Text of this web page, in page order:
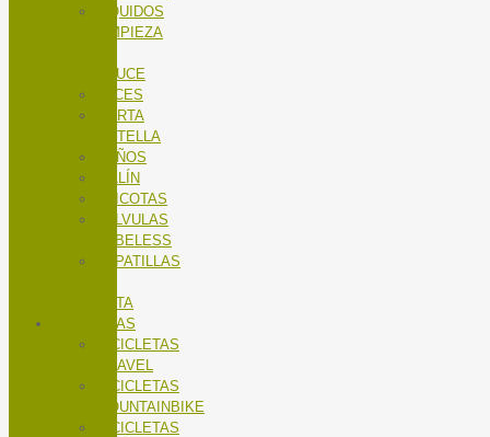
LÍQUIDOS
LIMPIEZA
SAUCE
LUCES
PORTA
BOTELLA
PUÑOS
SILLÍN
TRICOTAS
VALVULAS
TUBELESS
ZAPATILLAS
RUTA
BICICLETAS
BICICLETAS
GRAVEL
BICICLETAS
MOUNTAINBIKE
BICICLETAS